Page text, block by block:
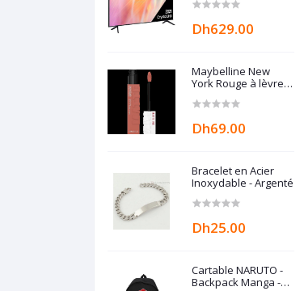
2021 Europe
Dh629.00
Maybelline New
York Rouge à lèvres
tenue Superstay
SEDUCTRESS - 5 ml
Dh69.00
Bracelet en Acier
Inoxydable - Argenté
Dh25.00
Cartable NARUTO -
Backpack Manga -
Dh65.00
lèvre Mat Liquide - Longue tenue -
Superstay Matte Ink PINKS - 15
LOVER - 5 ml
Club Point: